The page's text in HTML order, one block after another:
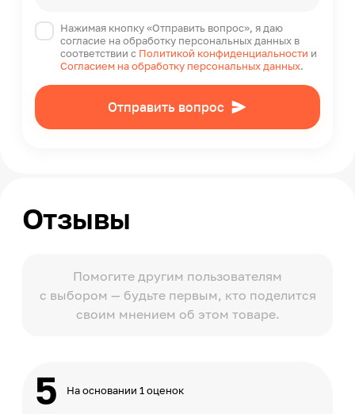
Нажимая кнопку «Отправить вопрос», я даю
согласие на обработку персональных данных в
соответствии с Политикой конфиденциальности и
Согласием на обработку персональных данных.
Отправить вопрос
Отзывы
Помогите другим пользователям
с выбором — будьте первым, кто поделится
своим мнением об этом товаре.
5 На основании 1 оценок